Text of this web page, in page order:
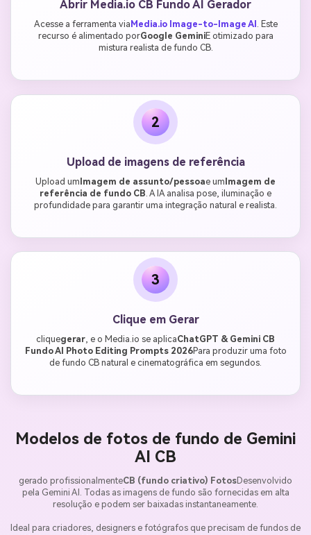
Abrir Media.io CB Fundo AI Gerador
Acesse a ferramenta via Media.io Image-to-Image AI . Este
recurso é alimentado porGoogle GeminiE otimizado para
mistura realista de fundo CB.
2
Upload de imagens de referência
Upload um Imagem de assunto/pessoae um Imagem de
referência de fundo CB . A IA analisa pose, iluminação e
profundidade para garantir uma integração natural e realista.
3
Clique em Gerar
cliquegerar , e o Media.io se aplicaChatGPT & Gemini CB
Fundo AI Photo Editing Prompts 2026Para produzir uma foto
de fundo CB natural e cinematográfica em segundos.
Modelos de fotos de fundo de Gemini
AI CB
gerado profissionalmenteCB (fundo criativo) FotosDesenvolvido
pela Gemini AI. Todas as imagens de fundo são fornecidas em alta
resolução e podem ser baixadas instantaneamente.
Ideal para criadores, designers e fotógrafos que precisam de fundos de